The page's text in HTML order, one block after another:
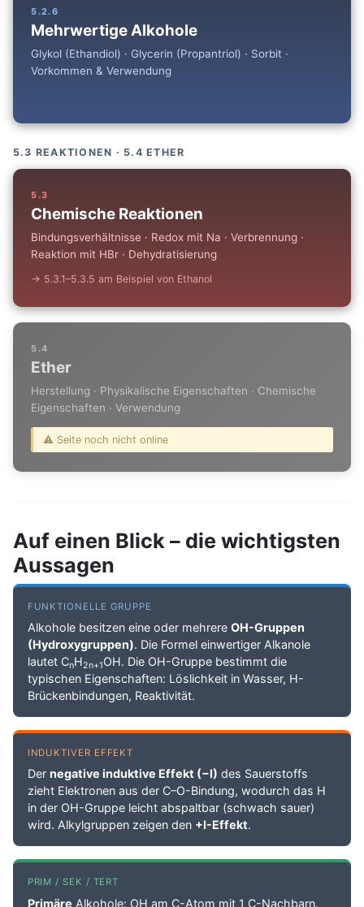
5.2.6
Mehrwertige Alkohole
Glykol (Ethandiol) · Glycerin (Propantriol) · Sorbit ·
Vorkommen & Verwendung
5.3 REAKTIONEN · 5.4 ETHER
5.3
Chemische Reaktionen
Bindungsverhältnisse · Redox mit Na · Verbrennung ·
Reaktion mit HBr · Dehydratisierung
→ 5.3.1–5.3.5 am Beispiel von Ethanol
5.4
Ether
Herstellung · Physikalische Eigenschaften · Chemische
Eigenschaften · Verwendung
⚠️ Seite noch nicht online
Auf einen Blick – die wichtigsten
Aussagen
FUNKTIONELLE GRUPPE
Alkohole besitzen eine oder mehrere OH-Gruppen
(Hydroxygruppen). Die Formel einwertiger Alkanole
lautet CnH2n+1OH. Die OH-Gruppe bestimmt die
typischen Eigenschaften: Löslichkeit in Wasser, H-
Brückenbindungen, Reaktivität.
INDUKTIVER EFFEKT
Der negative induktive Effekt (−I) des Sauerstoffs
zieht Elektronen aus der C–O-Bindung, wodurch das H
in der OH-Gruppe leicht abspaltbar (schwach sauer)
wird. Alkylgruppen zeigen den +I-Effekt.
PRIM / SEK / TERT
Primäre Alkohole: OH am C-Atom mit 1 C-Nachbarn.